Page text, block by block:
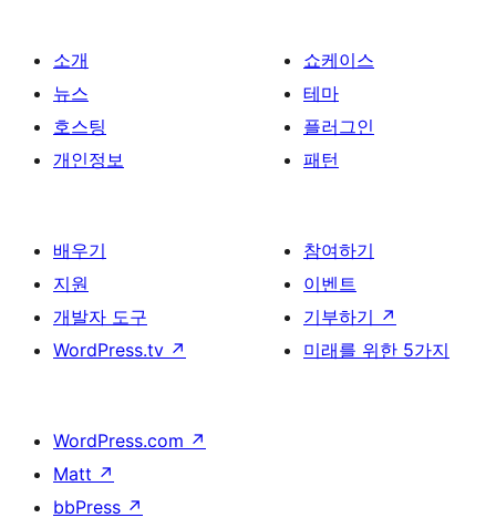
소개
뉴스
호스팅
개인정보
쇼케이스
테마
플러그인
패턴
배우기
지원
개발자 도구
WordPress.tv ↗
참여하기
이벤트
기부하기 ↗
미래를 위한 5가지
WordPress.com ↗
Matt ↗
bbPress ↗